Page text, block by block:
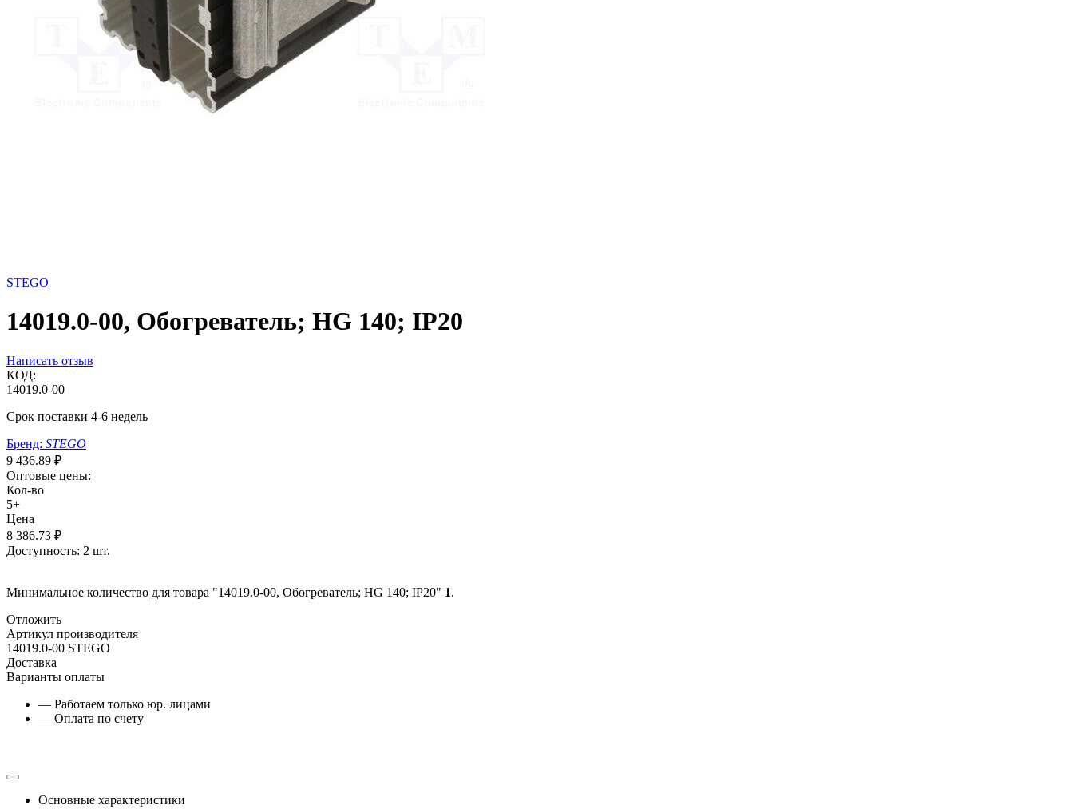
STEGO
14019.0-00, Обогреватель; HG 140; IP20
Написать отзыв
КОД:
14019.0-00
Срок поставки 4-6 недель
Бренд: STEGO
9 436.89 ₽
Оптовые цены:
Кол-во
5+
Цена
8 386.73 ₽
Доступность: 2 шт.
Минимальное количество для товара "14019.0-00, Обогреватель; HG 140; IP20" 1.
Отложить
Артикул производителя
14019.0-00 STEGO
Доставка
Варианты оплаты
— Работаем только юр. лицами
— Оплата по счету
Основные характеристики